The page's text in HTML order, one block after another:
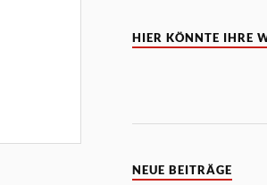
HIER KÖNNTE IHRE
NEUE BEITRÄGE